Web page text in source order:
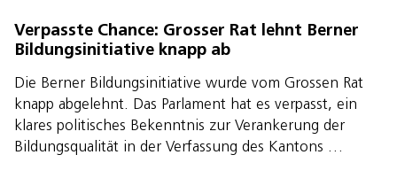
Verpasste Chance: Grosser Rat lehnt Berner
Bildungsinitiative knapp ab
Die Berner Bildungsinitiative wurde vom Grossen Rat
knapp abgelehnt. Das Parlament hat es verpasst, ein
klares politisches Bekenntnis zur Verankerung der
Bildungsqualität in der Verfassung des Kantons …